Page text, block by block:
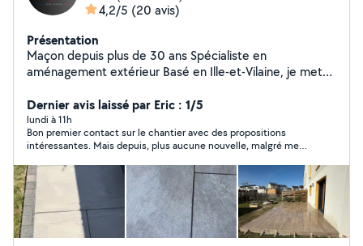
4,2/5 (20 avis)
Présentation
Maçon depuis plus de 30 ans Spécialiste en
aménagement extérieur Basé en Ille-et-Vilaine, je mets
gros œuvre et l'aménagement extérieur.
Dernier avis laissé par Eric : 1/5
lundi à 11h
Bon premier contact sur le chantier avec des propositions
intéressantes. Mais depuis, plus aucune nouvelle, malgré mes
dommage de ne pas avoir tenu parole.